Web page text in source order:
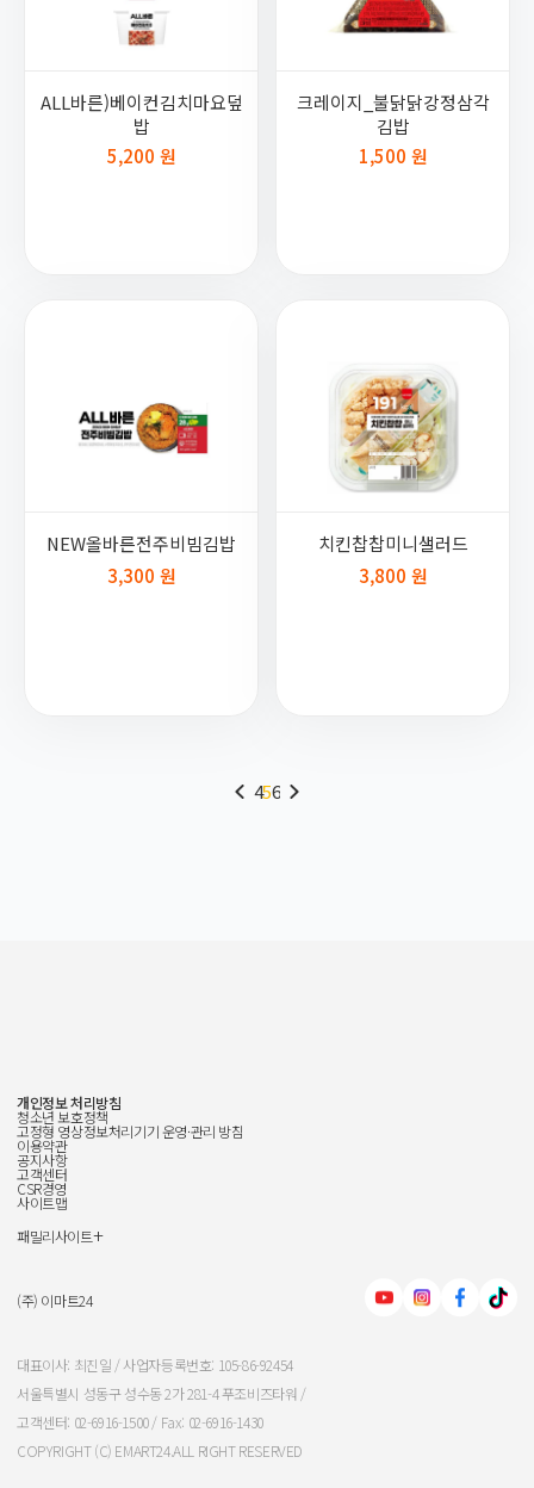
ALL바른)베이컨김치마요덮
밥
5,200 원
크레이지_불닭닭강정삼각
김밥
1,500 원
NEW올바른전주비빔김밥
3,300 원
치킨찹찹미니샐러드
3,800 원
456
개인정보 처리방침
청소년 보호정책
고정형 영상정보처리기기 운영·관리 방침
이용약관
공지사항
고객센터
CSR경영
사이트맵
패밀리사이트+
신세계그룹
신세계백화점
이마트
신세계인터내셔날
신세계푸드
(주) 이마트24
대표이사: 최진일 / 사업자등록번호: 105-86-92454
서울특별시 성동구 성수동 2가 281-4 푸조비즈타워 /
고객센터: 02-6916-1500 / Fax: 02-6916-1430
COPYRIGHT (C) EMART24.ALL RIGHT RESERVED